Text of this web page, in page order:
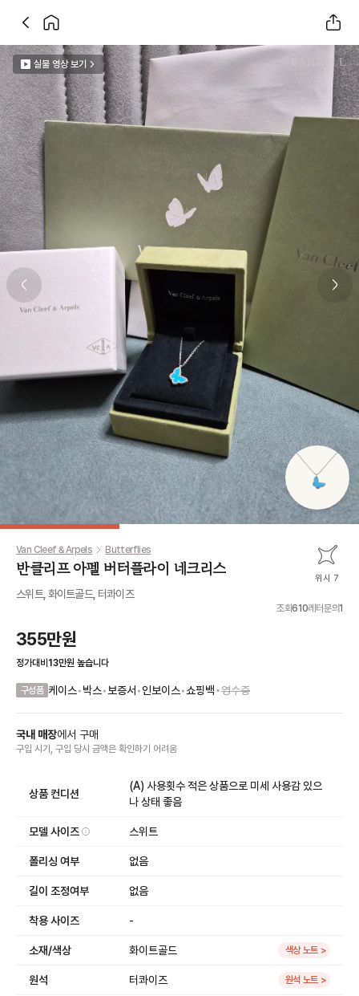
실물 영상 보기
Previous slide
Van Cleef & Arpels Butterflies
반클리프 아펠 버터플라이 네크리스 위시 7
스위트, 화이트골드, 터콰이즈
조회610레터문의1
355만원
정가대비 13만원 높습니다
구성품 케이스•박스• 보증서 •인보이스•쇼핑백•영수증
국내 매장에서 구매
구입 시기, 구입 당시 금액은 확인하기 어려움
상품 컨디션
(A) 사용횟수 적은 상품으로 미세 사용감 있으
나 상태 좋음
모델 사이즈 스위트
폴리싱 여부 없음
길이 조정여부 없음
착용 사이즈 -
소재/색상 화이트골드 색상 노트 >
원석 터콰이즈 원석 노트 >